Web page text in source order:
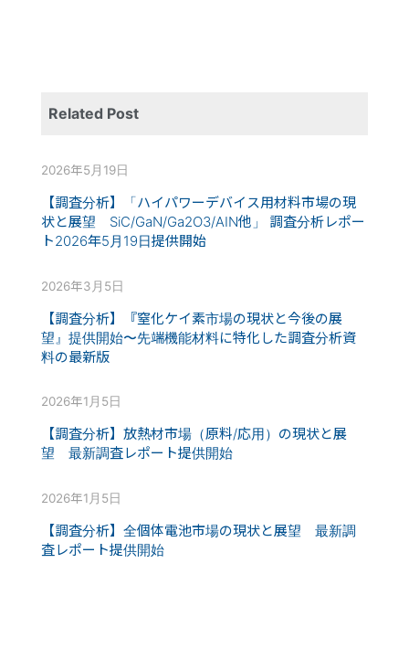
Related Post
2026年5月19日
【調査分析】「ハイパワーデバイス用材料市場の現
状と展望 SiC/GaN/Ga2O3/AIN他」 調査分析レポー
ト2026年5月19日提供開始
2026年3月5日
【調査分析】『窒化ケイ素市場の現状と今後の展
望』提供開始〜先端機能材料に特化した調査分析資
料の最新版
2026年1月5日
【調査分析】放熱材市場（原料/応用）の現状と展
望 最新調査レポート提供開始
2026年1月5日
【調査分析】全個体電池市場の現状と展望 最新調
査レポート提供開始